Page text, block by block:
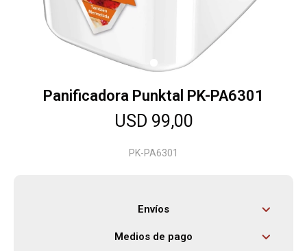
Panificadora Punktal PK-PA6301
USD 99,00
PK-PA6301
Envíos
Medios de pago
Motos
Herramientas